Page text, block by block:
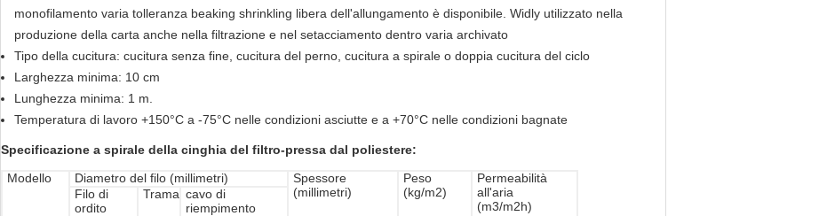
monofilamento varia tolleranza beaking shrinkling libera dell'allungamento è disponibile. Widly utilizzato nella
produzione della carta anche nella filtrazione e nel setacciamento dentro varia archivato
Tipo della cucitura: cucitura senza fine, cucitura del perno, cucitura a spirale o doppia cucitura del ciclo
Larghezza minima: 10 cm
Lunghezza minima: 1 m.
Temperatura di lavoro +150°C a -75°C nelle condizioni asciutte e a +70°C nelle condizioni bagnate
Specificazione a spirale della cinghia del filtro-pressa dal poliestere:
Modello
Diametro del filo (millimetri)
Spessore
(millimetri)
Peso
(kg/m2)
Permeabilità
all'aria
(m3/m2h)
Filo di
ordito
Trama cavo di
riempimento